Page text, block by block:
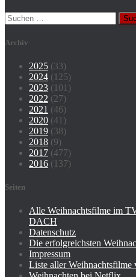
Suchen
nach:
Archiv
2025 (33)
2024 (125)
2023 (101)
2022 (27)
2021 (46)
2020 (41)
2019 (38)
2018 (9)
2017 (477)
2016 (137)
Seiten
Alle Weihnachtsfilme im
DACH
Datenschutz
Die erfolgreichsten
Impressum
Liste aller Weihnachtsfilme